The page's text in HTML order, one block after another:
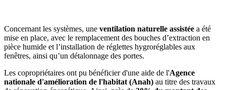
Concernant les systèmes, une ventilation naturelle assistée a été
mise en place, avec le remplacement des bouches d’extraction en
pièce humide et l’installation de réglettes hygroréglables aux
fenêtres, ainsi qu’un détalonnage des portes.
Les copropriétaires ont pu bénéficier d'une aide de l'Agence
nationale d'amélioration de l'habitat (Anah) au titre des travaux